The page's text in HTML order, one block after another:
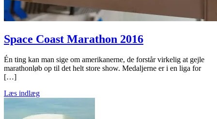
Space Coast Marathon 2016
Én ting kan man sige om amerikanerne, de forstår virkelig at gejle
marathonløb op til det helt store show. Medaljerne er i en liga for
[…]
Læs indlæg